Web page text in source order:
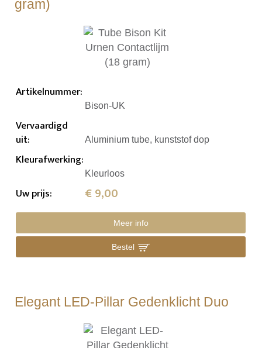
gram)
Artikelnummer:
Bison-UK
Vervaardigd
uit: Aluminium tube, kunststof dop
Kleurafwerking:
Kleurloos
Uw prijs: € 9,00
Meer info
Bestel
Elegant LED-Pillar Gedenklicht Duo